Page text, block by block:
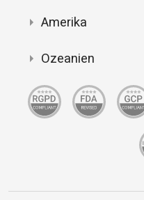
Amerika
Ozeanien